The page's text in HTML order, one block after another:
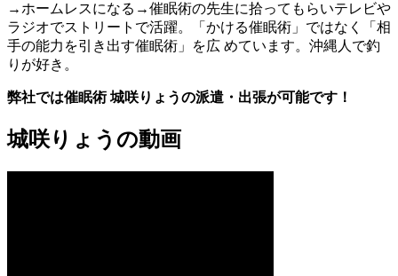
→ホームレスになる→催眠術の先生に拾ってもらいテレビや
ラジオでストリートで活躍。「かける催眠術」ではなく「相
手の能力を引き出す催眠術」を広 めています。沖縄人で釣
りが好き。
弊社では催眠術 城咲りょうの派遣・出張が可能です！
城咲りょうの動画